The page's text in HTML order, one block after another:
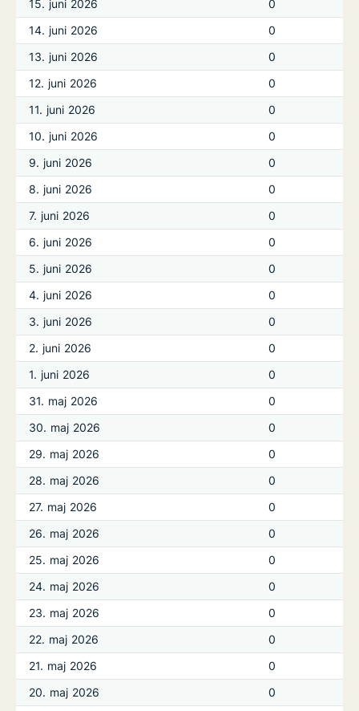
15. juni 2026
0
14. juni 2026
0
13. juni 2026
0
12. juni 2026
0
11. juni 2026
0
10. juni 2026
0
9. juni 2026
0
8. juni 2026
0
7. juni 2026
0
6. juni 2026
0
5. juni 2026
0
4. juni 2026
0
3. juni 2026
0
2. juni 2026
0
1. juni 2026
0
31. maj 2026
0
30. maj 2026
0
29. maj 2026
0
28. maj 2026
0
27. maj 2026
0
26. maj 2026
0
25. maj 2026
0
24. maj 2026
0
23. maj 2026
0
22. maj 2026
0
21. maj 2026
0
20. maj 2026
0